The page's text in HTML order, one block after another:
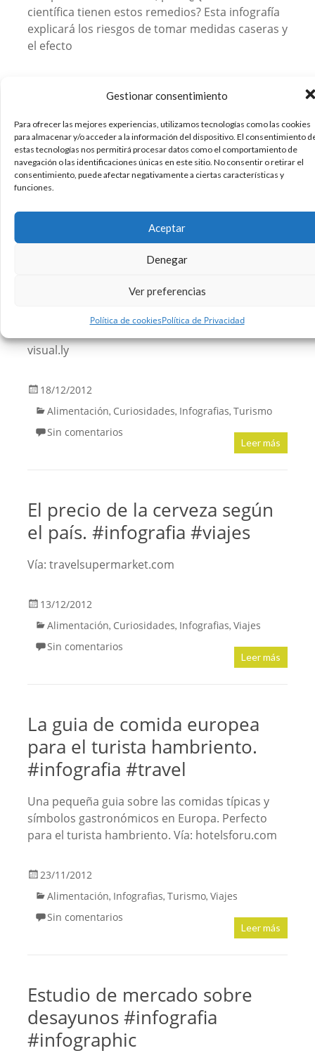
Gestionar consentimiento
Para ofrecer las mejores experiencias, utilizamos tecnologías como las cookies
para almacenar y/o acceder a la información del dispositivo. El consentimiento
estas tecnologías nos permitirá procesar datos como el comportamiento de
navegación o las identificaciones únicas en este sitio. No consentir o retirar el
consentimiento, puede afectar negativamente a ciertas características y
funciones.
Aceptar
Denegar
Ver preferencias
Política de cookiesPolítica de Privacidad
científica tienen estos remedios? Esta infografía
explicará los riesgos de tomar medidas caseras y
el efecto
Sin comentarios
Leer más
Vinos, infografía con todas las
clases del mundo. #infografia
#vino
clases y variedades de vinos que podemos
encontrar al rededor del mundo. Estas son
visual.ly
18/12/2012
Alimentación, Curiosidades, Infografias, Turismo
Sin comentarios
Leer más
El precio de la cerveza según
el país. #infografia #viajes
Vía: travelsupermarket.com
13/12/2012
Alimentación, Curiosidades, Infografias, Viajes
Sin comentarios
Leer más
La guia de comida europea
para el turista hambriento.
#infografia #travel
Una pequeña guia sobre las comidas típicas y
símbolos gastronómicos en Europa. Perfecto
para el turista hambriento. Vía: hotelsforu.com
23/11/2012
Alimentación, Infografias, Turismo, Viajes
Sin comentarios
Leer más
Estudio de mercado sobre
desayunos #infografia
#infographic